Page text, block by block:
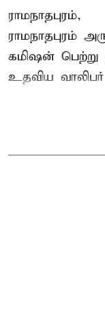
ராமநாதபுரம்,
ராமநாதபுரம்
கமிஷன்
உதவிய